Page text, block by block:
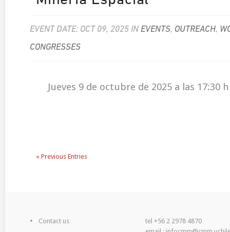
EVENT DATE: OCT 09, 2025 IN EVENTS, OUTREACH,
CONGRESSES
Jueves 9 de octubre de 2025 a las 17:30
« Previous Entries
Contact us
tel +56 2 2978 4870